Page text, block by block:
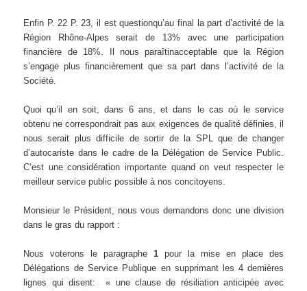
Enfin P. 22 P. 23, il est questionqu’au final la part d’activité de la
Région Rhône-Alpes serait de 13% avec une participation
financière de 18%. Il nous paraîtinacceptable que la Région
s’engage plus financièrement que sa part dans l’activité de la
Société.
Quoi qu’il en soit, dans 6 ans, et dans le cas où le service
obtenu ne correspondrait pas aux exigences de qualité définies, il
nous serait plus difficile de sortir de la SPL que de changer
d’autocariste dans le cadre de la Délégation de Service Public.
C’est une considération importante quand on veut respecter le
meilleur service public possible à nos concitoyens.
Monsieur le Président, nous vous demandons donc une division
dans le gras du rapport :
Nous voterons le paragraphe1pour la mise en place des
Délégations de Service Publique en supprimant les 4 dernières
lignes qui disent: « une clause de résiliation anticipée avec